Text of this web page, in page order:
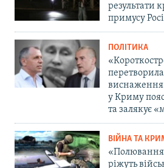
результати
примусу
ПОЛІТИКА
у Криму
та залякує
ВІЙНА ТА
ріжуть